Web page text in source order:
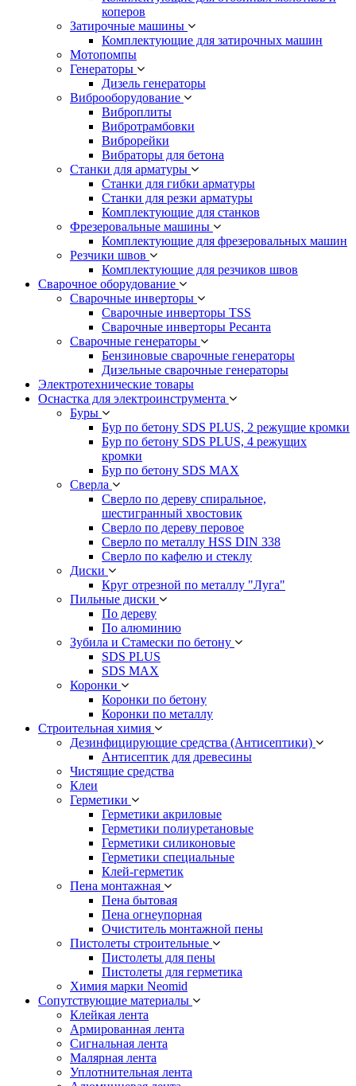
коперов
Затирочные машины
Комплектующие для затирочных машин
Мотопомпы
Генераторы
Дизель генераторы
Виброоборудование
Виброплиты
Вибротрамбовки
Виброрейки
Вибраторы для бетона
Станки для арматуры
Станки для гибки арматуры
Станки для резки арматуры
Комплектующие для станков
Фрезеровальные машины
Комплектующие для фрезеровальных машин
Резчики швов
Комплектующие для резчиков швов
Сварочное оборудование
Сварочные инверторы
Сварочные инверторы TSS
Сварочные инверторы Ресанта
Сварочные генераторы
Бензиновые сварочные генераторы
Дизельные сварочные генераторы
Электротехнические товары
Оснастка для электроинструмента
Буры
Бур по бетону SDS PLUS, 2 режущие кромки
Бур по бетону SDS PLUS, 4 режущих
кромки
Бур по бетону SDS MAX
Сверла
Сверло по дереву спиральное,
шестигранный хвостовик
Сверло по дереву перовое
Сверло по металлу HSS DIN 338
Сверло по кафелю и стеклу
Диски
Круг отрезной по металлу "Луга"
Пильные диски
По дереву
По алюминию
Зубила и Стамески по бетону
SDS PLUS
SDS MAX
Коронки
Коронки по бетону
Коронки по металлу
Строительная химия
Дезинфицирующие средства (Антисептики)
Антисептик для древесины
Чистящие средства
Клеи
Герметики
Герметики акриловые
Герметики полиуретановые
Герметики силиконовые
Герметики специальные
Клей-герметик
Пена монтажная
Пена бытовая
Пена огнеупорная
Очиститель монтажной пены
Пистолеты строительные
Пистолеты для пены
Пистолеты для герметика
Химия марки Neomid
Сопутствующие материалы
Клейкая лента
Армированная лента
Сигнальная лента
Малярная лента
Уплотнительная лента